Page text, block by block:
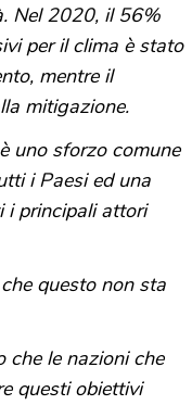
Nel 2020, il 56%
per il clima è stato
mentre il
mitigazione.
uno sforzo comune
i Paesi ed una
i principali attori
questo non sta
che le nazioni che
questi obiettivi